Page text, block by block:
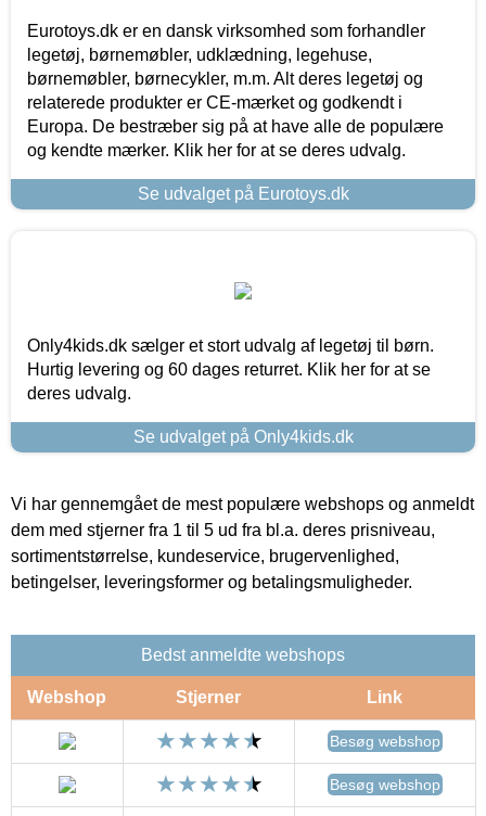
Eurotoys.dk er en dansk virksomhed som forhandler
legetøj, børnemøbler, udklædning, legehuse,
børnemøbler, børnecykler, m.m. Alt deres legetøj og
relaterede produkter er CE-mærket og godkendt i
Europa. De bestræber sig på at have alle de populære
og kendte mærker. Klik her for at se deres udvalg.
Se udvalget på Eurotoys.dk
Only4kids.dk sælger et stort udvalg af legetøj til børn.
Hurtig levering og 60 dages returret. Klik her for at se
deres udvalg.
Se udvalget på Only4kids.dk
Vi har gennemgået de mest populære webshops og anmeldt
dem med stjerner fra 1 til 5 ud fra bl.a. deres prisniveau,
sortimentstørrelse, kundeservice, brugervenlighed,
betingelser, leveringsformer og betalingsmuligheder.
Bedst anmeldte webshops
Webshop Stjerner Link
Besøg webshop
Besøg webshop